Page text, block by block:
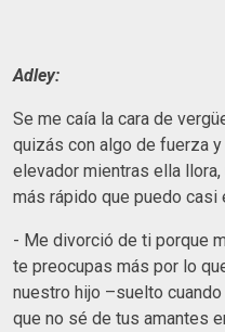
Adley:
Se me caía la cara de
quizás con algo de fuerza
elevador mientras ella
más rápido que puedo casi
- Me divorció de ti porque
te preocupas más por lo
nuestro hijo –suelto
que no sé de tus amantes